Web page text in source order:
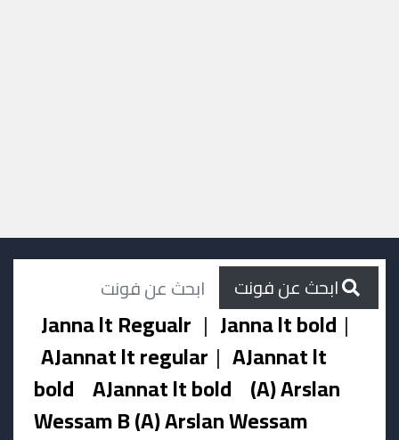
Janna lt Regualr | Janna lt bold |
AJannat lt regular | AJannat lt
bold AJannat lt bold (A) Arslan
Wessam B (A) Arslan Wessam